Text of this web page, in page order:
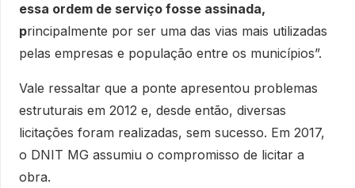
essa ordem de serviço fosse assinada,
principalmente por ser uma das vias mais utilizadas
pelas empresas e população entre os municípios”.
Vale ressaltar que a ponte apresentou problemas
estruturais em 2012 e, desde então, diversas
licitações foram realizadas, sem sucesso. Em 2017,
o DNIT MG assumiu o compromisso de licitar a
obra.